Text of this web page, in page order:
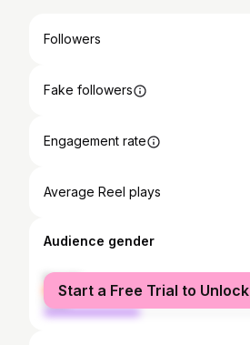
Followers
Fake followers
Engagement rate
Average Reel plays
Audience gender
female
male
Start a Free Trial to Unlock